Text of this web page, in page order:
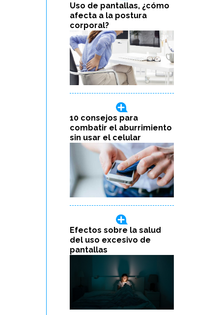
Uso de pantallas, ¿cómo
afecta a la postura
corporal?
10 consejos para
combatir el aburrimiento
sin usar el celular
Efectos sobre la salud
del uso excesivo de
pantallas